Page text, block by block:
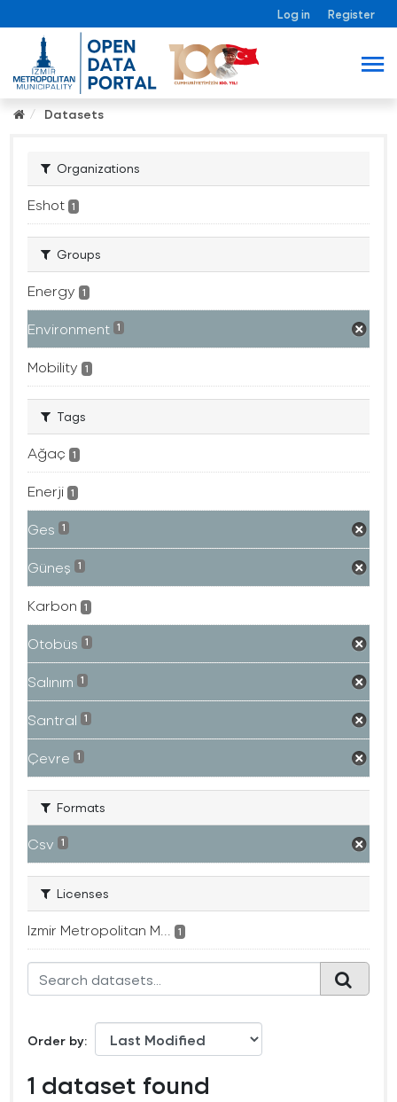
Log in Register
Datasets
Organizations
Eshot 1
Groups
Energy 1
Environment 1
Mobility 1
Tags
Ağaç 1
Enerji 1
Ges 1
Güneş 1
Karbon 1
Otobüs 1
Salınım 1
Santral 1
Çevre 1
Formats
Csv 1
Licenses
Izmir Metropolitan M... 1
Order by
1 dataset found